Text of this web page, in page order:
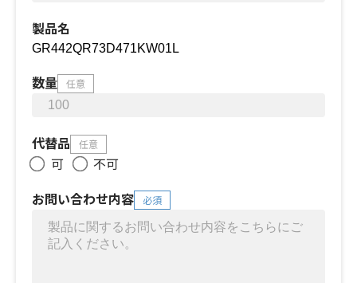
製品名
数量 任意
代替品 任意
可
不可
お問い合わせ内容
必須